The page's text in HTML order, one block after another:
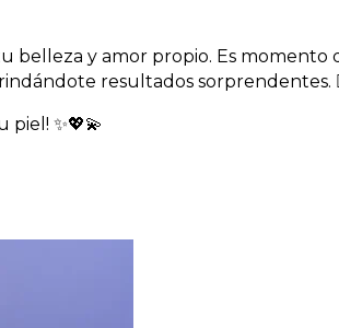
belleza y amor propio. Es momento
resultados sorprendentes.
✨💖💫